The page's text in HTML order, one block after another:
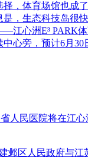
择，体育场馆也成
是，生态科技岛很
江心洲E³ PARK
心旁，预计6月30
人民医院将在江
邺区人民政府与江